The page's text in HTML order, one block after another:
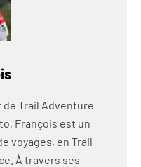
Trail Adventure
François est un
voyages, en Trail
À travers ses